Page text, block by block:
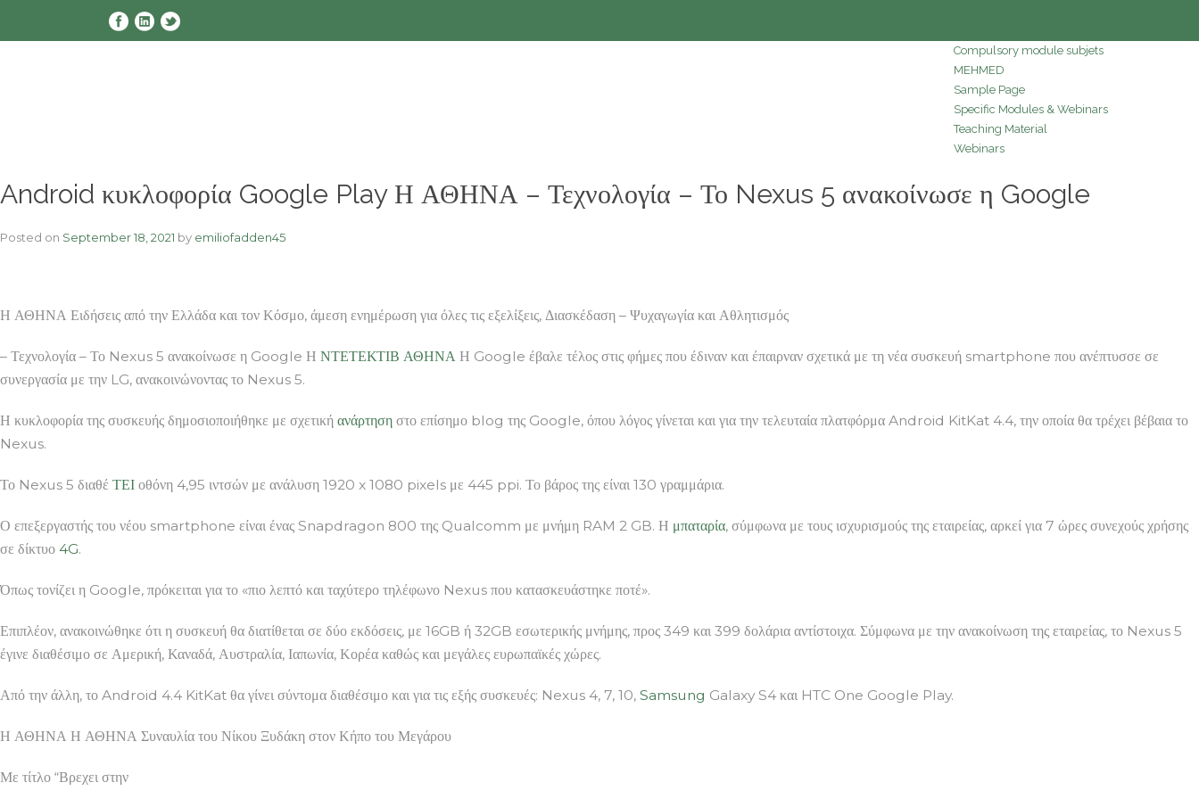
Compulsory module subjets
MEHMED
Sample Page
Specific Modules & Webinars
Teaching Material
Webinars
Android κυκλοφορία Google Play Η ΑΘΗΝΑ – Τεχνολογία – Το Nexus 5 ανακοίνωσε η Google
Posted on September 18, 2021 by emiliofadden45
Η ΑΘΗΝΑ Ειδήσεις από την Ελλάδα και τον Κόσμο, άμεση ενημέρωση για όλες τις εξελίξεις, Διασκέδαση – Ψυχαγωγία και Αθλητισμός
– Τεχνολογία – Το Nexus 5 ανακοίνωσε η Google Η ΝΤΕΤΕΚΤΙΒ ΑΘΗΝΑ Η Google έβαλε τέλος στις φήμες που έδιναν και έπαιρναν σχετικά με τη νέα συσκευή smartphone που ανέπτυσσε σε
συνεργασία με την LG, ανακοινώνοντας το Nexus 5.
Η κυκλοφορία της συσκευής δημοσιοποιήθηκε με σχετική ανάρτηση στο επίσημο blog της Google, όπου λόγος γίνεται και για την τελευταία πλατφόρμα Android KitKat 4.4, την οποία θα τρέχει βέβαια το
Nexus.
Το Nexus 5 διαθέ ΤΕΙ οθόνη 4,95 ιντσών με ανάλυση 1920 x 1080 pixels με 445 ppi. Το βάρος της είναι 130 γραμμάρια.
Ο επεξεργαστής του νέου smartphone είναι ένας Snapdragon 800 της Qualcomm με μνήμη RAM 2 GB. Η μπαταρία, σύμφωνα με τους ισχυρισμούς της εταιρείας, αρκεί για 7 ώρες συνεχούς χρήσης
σε δίκτυο 4G.
Όπως τονίζει η Google, πρόκειται για το «πιο λεπτό και ταχύτερο τηλέφωνο Nexus που κατασκευάστηκε ποτέ».
Επιπλέον, ανακοινώθηκε ότι η συσκευή θα διατίθεται σε δύο εκδόσεις, με 16GB ή 32GB εσωτερικής μνήμης, προς 349 και 399 δολάρια αντίστοιχα. Σύμφωνα με την ανακοίνωση της εταιρείας, το Nexus 5
έγινε διαθέσιμο σε Αμερική, Καναδά, Αυστραλία, Ιαπωνία, Κορέα καθώς και μεγάλες ευρωπαϊκές χώρες.
Από την άλλη, το Android 4.4 KitKat θα γίνει σύντομα διαθέσιμο και για τις εξής συσκευές: Nexus 4, 7, 10, Samsung Galaxy S4 και HTC One Google Play.
Η ΑΘΗΝΑ Η ΑΘΗΝΑ Συναυλία του Νίκου Ξυδάκη στον Κήπο του Μεγάρου
Με τίτλο “Βρεχει στην